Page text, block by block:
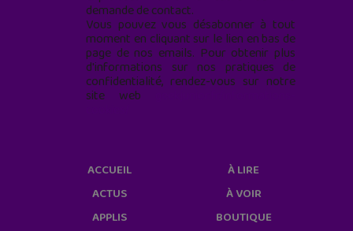
demande de contact.
Vous pouvez vous désabonner à tout
moment en cliquant sur le lien en bas de
page de nos emails. Pour obtenir plus
d'informations sur nos pratiques de
confidentialité, rendez-vous sur notre
site web
ACCUEIL
ACTUS
APPLIS
À LIRE
À VOIR
BOUTIQUE